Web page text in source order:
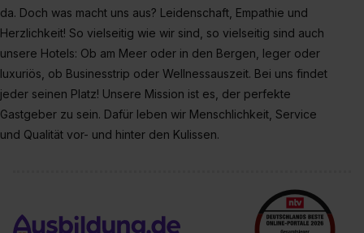
da. Doch was macht uns aus? Leidenschaft, Empathie und
Herzlichkeit! So vielseitig wie wir sind, so vielseitig sind auch
unsere Hotels: Ob am Meer oder in den Bergen, leger oder
luxuriös, ob Businesstrip oder Wellnessauszeit. Bei uns findet
jeder seinen Platz! Unsere Mission ist es, der perfekte
Gastgeber zu sein. Dafür leben wir Menschlichkeit, Service
und Qualität vor- und hinter den Kulissen.